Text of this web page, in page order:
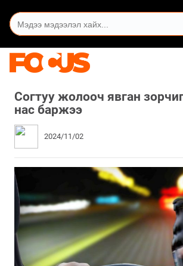
Согтуу жолооч явган
нас баржээ
2024/11/02